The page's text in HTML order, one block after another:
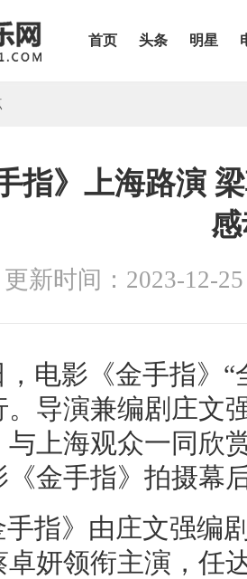
首页 头条 明星
指》上海路演
更新时间：2023-12-25
，电影《金手指》
。导演兼编剧庄文
与上海观众一同欣
《金手指》拍摄幕
手指》由庄文强编
卓妍领衔主演，任